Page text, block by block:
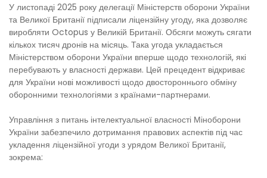
У листопаді 2025 року делегації Міністерств оборони України
та Великої Британії підписали ліцензійну угоду, яка дозволяє
виробляти Octopus у Великій Британії. Обсяги можуть сягати
кількох тисяч дронів на місяць. Така угода укладається
Міністерством оборони України вперше щодо технологій, які
перебувають у власності держави. Цей прецедент відкриває
для України нові можливості щодо двостороннього обміну
оборонними технологіями з країнами-партнерами.
Управління з питань інтелектуальної власності Міноборони
України забезпечило дотримання правових аспектів під час
укладення ліцензійної угоди з урядом Великої Британії,
зокрема: